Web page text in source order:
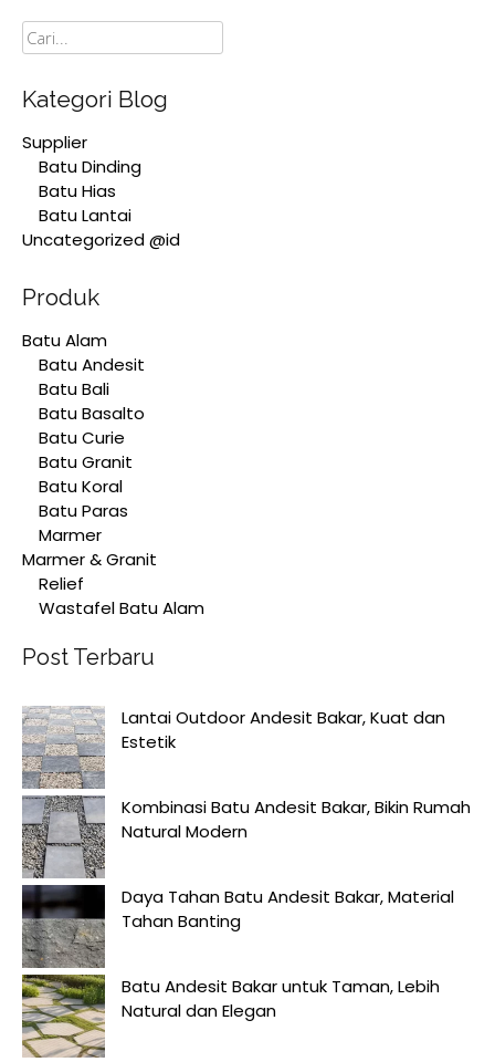
Cari
Kategori Blog
Supplier
Batu Dinding
Batu Hias
Batu Lantai
Uncategorized @id
Produk
Batu Alam
Batu Andesit
Batu Bali
Batu Basalto
Batu Curie
Batu Granit
Batu Koral
Batu Paras
Marmer
Marmer & Granit
Relief
Wastafel Batu Alam
Post Terbaru
Lantai Outdoor Andesit Bakar, Kuat dan
Estetik
Kombinasi Batu Andesit Bakar, Bikin Rumah
Natural Modern
Daya Tahan Batu Andesit Bakar, Material
Tahan Banting
Batu Andesit Bakar untuk Taman, Lebih
Natural dan Elegan